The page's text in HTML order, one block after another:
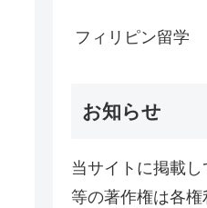
フィリピン留学
お知らせ
当サイトに掲載
等の著作権は各